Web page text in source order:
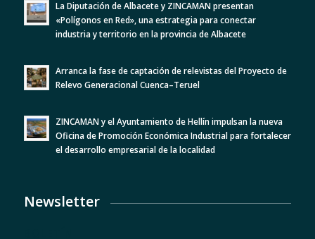
La Diputación de Albacete y ZINCAMAN presentan
«Polígonos en Red», una estrategia para conectar
industria y territorio en la provincia de Albacete
Arranca la fase de captación de relevistas del Proyecto de
Relevo Generacional Cuenca–Teruel
ZINCAMAN y el Ayuntamiento de Hellín impulsan la nueva
Oficina de Promoción Económica Industrial para fortalecer
el desarrollo empresarial de la localidad
Newsletter